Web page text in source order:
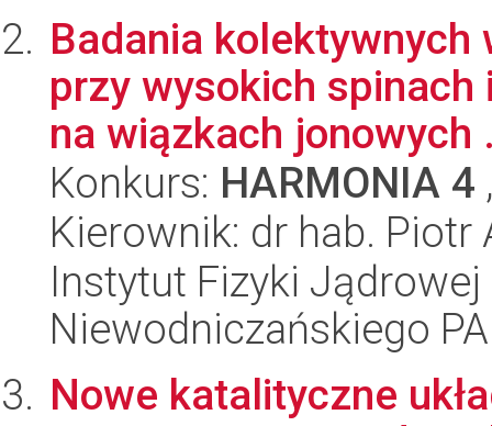
Badania
przy wysokich
na wiązkach jonowych
Konkurs: HARMONIA 4
Kierownik: dr hab. Piotr
Instytut Fizyki
Niewodniczańskiego
Nowe katalityczne